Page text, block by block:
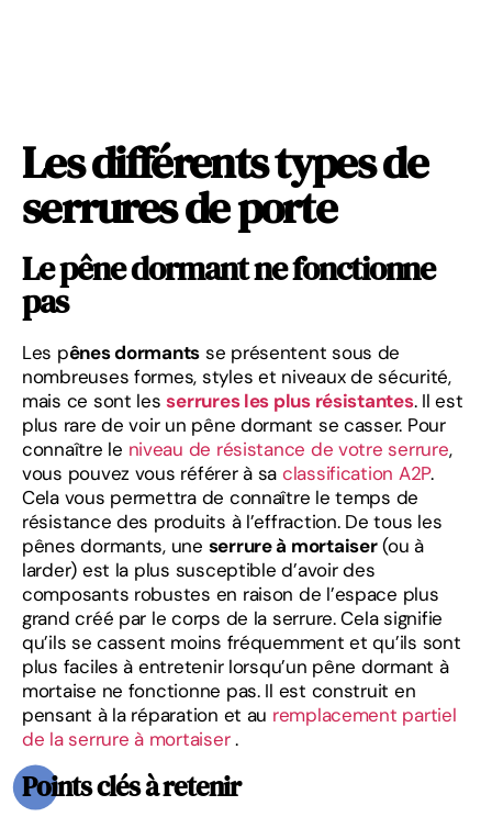
Les différents types de
serrures de porte
Le pêne dormant ne fonctionne
pas
Les pênes dormants se présentent sous de
nombreuses formes, styles et niveaux de sécurité,
mais ce sont lesserrures les plus résistantes. Il est
plus rare de voir un pêne dormant se casser. Pour
connaître le niveau de résistance de votre serrure,
vous pouvez vous référer à sa classification A2P.
Cela vous permettra de connaître le temps de
résistance des produits à l’effraction. De tous les
pênes dormants, une serrure à mortaiser(ou à
larder) est la plus susceptible d’avoir des
composants robustes en raison de l’espace plus
grand créé par le corps de la serrure. Cela signifie
qu’ils se cassent moins fréquemment et qu’ils sont
plus faciles à entretenir lorsqu’un pêne dormant à
mortaise ne fonctionne pas. Il est construit en
pensant à la réparation et au remplacement partiel
de la serrure à mortaiser.
Points clés à retenir